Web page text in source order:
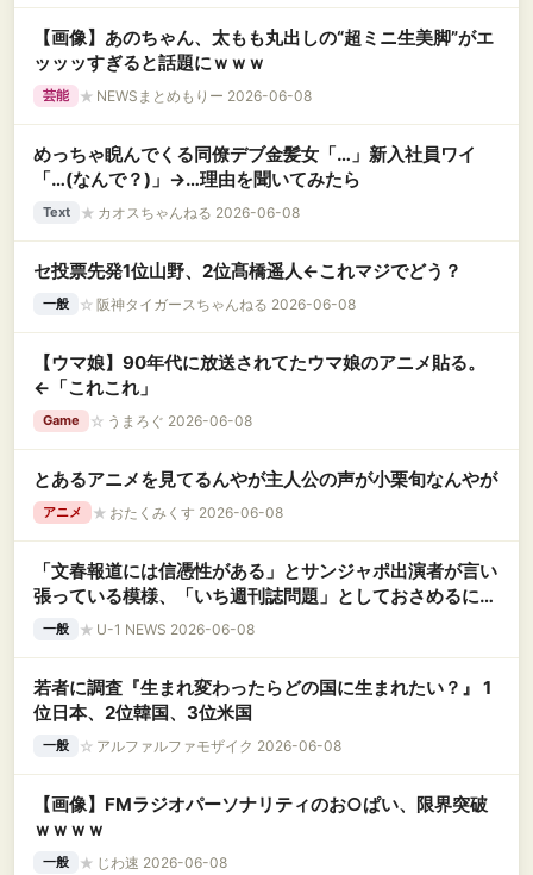
【画像】あのちゃん、太もも丸出しの“超ミニ生美脚”がエ
ッッッすぎると話題にｗｗｗ
芸能 ★ NEWSまとめもりー 2026-06-08
めっちゃ睨んでくる同僚デブ金髪女「…」新入社員ワイ
「…(なんで？)」→…理由を聞いてみたら
Text ★ カオスちゃんねる 2026-06-08
セ投票先発1位山野、2位髙橋遥人←これマジでどう？
一般 ☆ 阪神タイガースちゃんねる 2026-06-08
【ウマ娘】90年代に放送されてたウマ娘のアニメ貼る。
←「これこれ」
Game ☆ うまろぐ 2026-06-08
とあるアニメを見てるんやが主人公の声が小栗旬なんやが
アニメ ★ おたくみくす 2026-06-08
「文春報道には信憑性がある」とサンジャポ出演者が言い
張っている模様、「いち週刊誌問題」としておさめるには
ちょっと無理がある？
一般 ★ U-1 NEWS 2026-06-08
若者に調査『生まれ変わったらどの国に生まれたい？』 1
位日本、2位韓国、3位米国
一般 ☆ アルファルファモザイク 2026-06-08
【画像】FMラジオパーソナリティのお○ぱい、限界突破
ｗｗｗｗ
一般 ★ じわ速 2026-06-08